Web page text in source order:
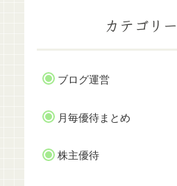
カテゴリー
ブログ運営
月毎優待まとめ
株主優待